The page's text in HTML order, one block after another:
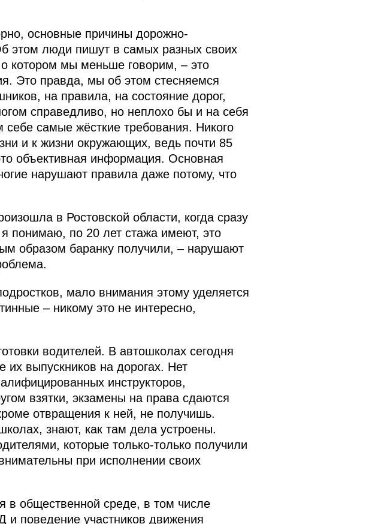
основные причины дорожно-
этом люди пишут в самых разных своих
котором мы меньше говорим, – это
Это правда, мы об этом стесняемся
на правила, на состояние дорог,
справедливо, но неплохо бы и на себя
самые жёсткие требования. Никого
и к жизни окружающих, ведь почти 85
объективная информация. Основная
нарушают правила даже потому, что
в Ростовской области, когда сразу
понимаю, по 20 лет стажа имеют, это
образом баранку получили, – нарушают
мало внимания этому уделяется
– никому это не интересно,
водителей. В автошколах сегодня
их выпускников на дорогах. Нет
инструкторов,
взятки, экзамены на права сдаются
отвращения к ней, не получишь.
знают, как там дела устроены.
которые только-только получили
при исполнении своих
общественной среде, в том числе
и поведение участников движения